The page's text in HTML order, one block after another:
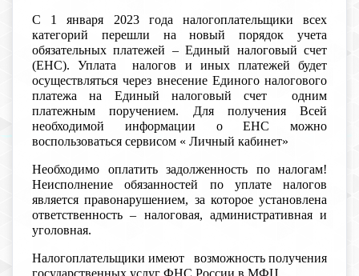
С 1 января 2023 года налогоплательщики всех
категорий перешли на новый порядок учета
обязательных платежей – Единый налоговый счет
(ЕНС). Уплата налогов и иных платежей будет
осуществляться через внесение Единого налогового
платежа на Единый налоговый счет одним
платежным поручением. Для получения Всей
необходимой информации о ЕНС можно
воспользоваться сервисом « Личный кабинет»
Необходимо оплатить задолженность по налогам!
Неисполнение обязанностей по уплате налогов
является правонарушением, за которое установлена
ответственность – налоговая, административная и
уголовная.
Налогоплательщики имеют возможность получения